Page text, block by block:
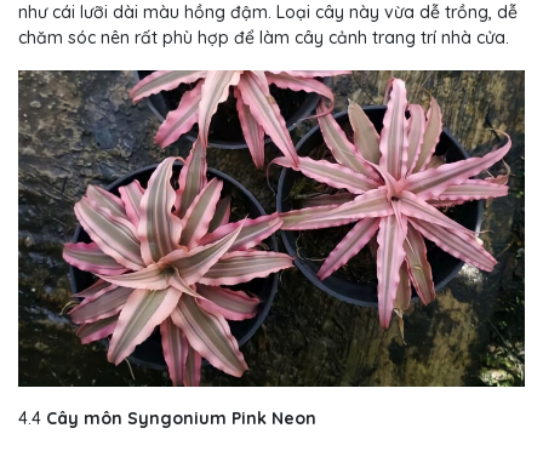
như cái lưỡi dài màu hồng đậm. Loại cây này vừa dễ trồng, dễ
chăm sóc nên rất phù hợp để làm cây cảnh trang trí nhà cửa.
4.4 Cây môn Syngonium Pink Neon